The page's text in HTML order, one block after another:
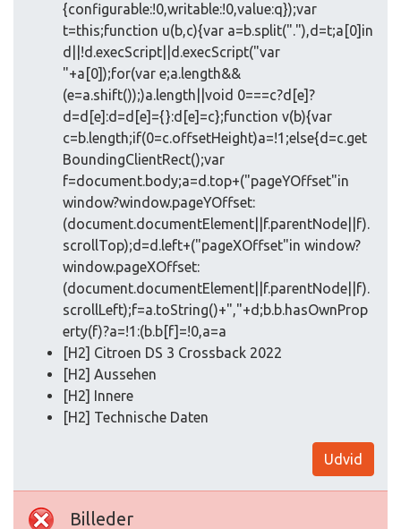
{configurable:!0,writable:!0,value:q});var
t=this;function u(b,c){var a=b.split("."),d=t;a[0]in
d||!d.execScript||d.execScript("var
"+a[0]);for(var e;a.length&&
(e=a.shift());)a.length||void 0===c?d[e]?
d=d[e]:d=d[e]={}:d[e]=c};function v(b){var
c=b.length;if(0=c.offsetHeight)a=!1;else{d=c.get
BoundingClientRect();var
f=document.body;a=d.top+("pageYOffset"in
window?window.pageYOffset:
(document.documentElement||f.parentNode||f).
scrollTop);d=d.left+("pageXOffset"in window?
window.pageXOffset:
(document.documentElement||f.parentNode||f).
scrollLeft);f=a.toString()+","+d;b.b.hasOwnProp
erty(f)?a=!1:(b.b[f]=!0,a=a
[H2] Citroen DS 3 Crossback 2022
[H2] Aussehen
[H2] Innere
[H2] Technische Daten
Udvid
Billeder